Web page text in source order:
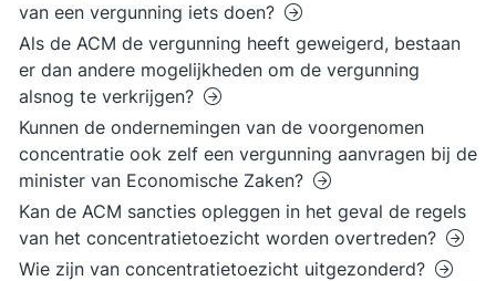
van een vergunning iets doen?
Als de ACM de vergunning heeft geweigerd, bestaan
er dan andere mogelijkheden om de vergunning
alsnog te verkrijgen?
Kunnen de ondernemingen van de voorgenomen
concentratie ook zelf een vergunning aanvragen bij de
minister van Economische Zaken?
Kan de ACM sancties opleggen in het geval de regels
van het concentratietoezicht worden overtreden?
Wie zijn van concentratietoezicht uitgezonderd?